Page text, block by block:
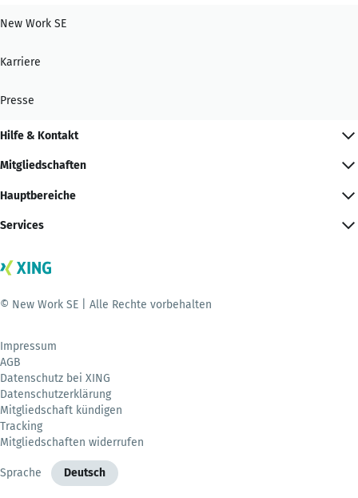
New Work SE
Karriere
Presse
Hilfe & Kontakt
Mitgliedschaften
Hauptbereiche
Services
© New Work SE | Alle Rechte vorbehalten
Impressum
AGB
Datenschutz bei XING
Datenschutzerklärung
Mitgliedschaft kündigen
Tracking
Mitgliedschaften widerrufen
Sprache Deutsch